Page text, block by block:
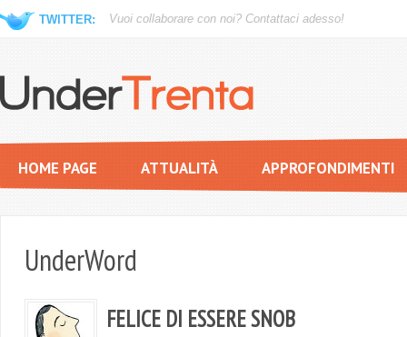
HOME PAGE ATTUALITÀ APPROFONDIMENTI
UnderWord
FELICE DI ESSERE SNOB
TWITTER: Vuoi collaborare con noi? Contattaci adesso!